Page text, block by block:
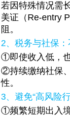
若因特殊情况需
美证（Re-entry
阻。
2、税务与社保：
①即使收入低，
②持续缴纳社保
性。
3、避免“高风险
①频繁短期出入境